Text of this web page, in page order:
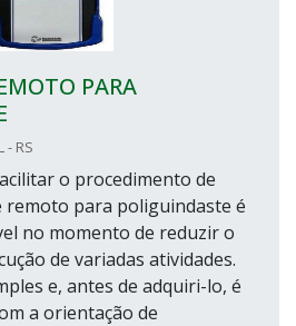
PARA
- RS
o procedimento de
remoto para poliguindaste é
no momento de reduzir o
de variadas atividades.
e, antes de adquiri-lo, é
a orientação de